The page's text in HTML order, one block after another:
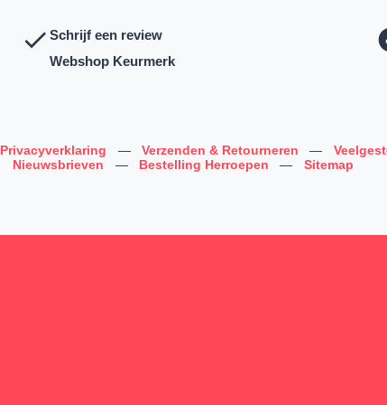
Schrijf een review
Webshop Keurmerk
Privacyverklaring — Verzenden & Retourneren —
Nieuwsbrieven
— Bestelling Herroepen — Sitemap